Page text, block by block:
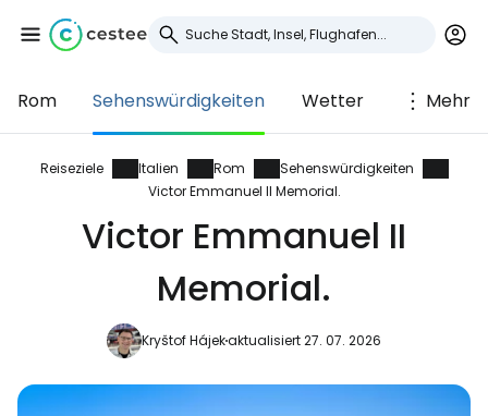
Rom Sehenswürdigkeiten Wetter Mehr
Reiseziele Italien Rom
Sehenswürdigkeiten
Victor Emmanuel II Memorial.
Victor Emmanuel II
Memorial.
Kryštof Hájekaktualisiert 27. 07. 2026
Anmeldung bei
Cestee
... die weltweite Reise-Community
Weiter mit Google
Weiter mit Facebook